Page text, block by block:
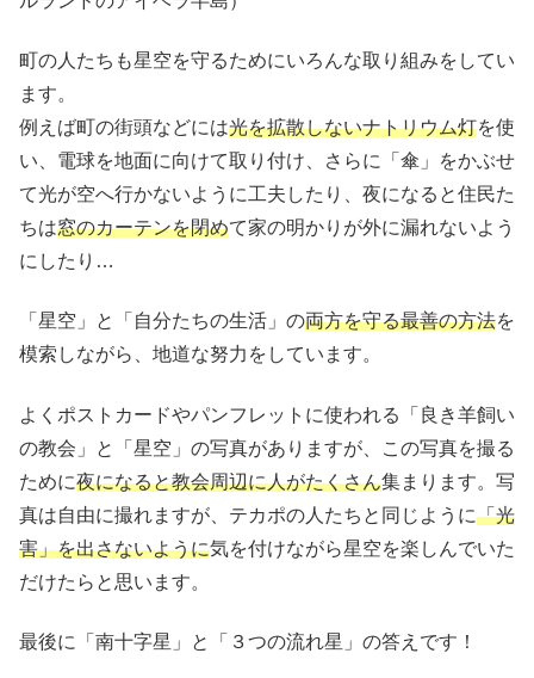
町の人たちも星空を守るためにいろんな取り組みをしてい
ます。
例えば町の街頭などには光を拡散しないナトリウム灯を使
い、電球を地面に向けて取り付け、さらに「傘」をかぶせ
て光が空へ行かないように工夫したり、夜になると住民た
ちは窓のカーテンを閉めて家の明かりが外に漏れないよう
にしたり…
「星空」と「自分たちの生活」の両方を守る最善の方法を
模索しながら、地道な努力をしています。
よくポストカードやパンフレットに使われる「良き羊飼い
の教会」と「星空」の写真がありますが、この写真を撮る
ために夜になると教会周辺に人がたくさん集まります。写
真は自由に撮れますが、テカポの人たちと同じように「光
害」を出さないように気を付けながら星空を楽しんでいた
だけたらと思います。
最後に「南十字星」と「３つの流れ星」の答えです！